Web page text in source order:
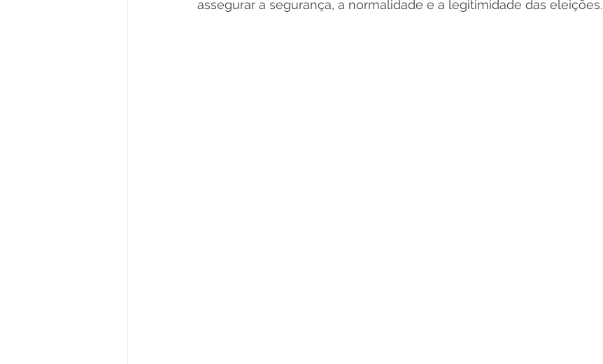
assegurar a segurança, a normalidade e a legitimidade das eleições.